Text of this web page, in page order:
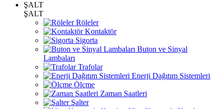
ŞALT
ŞALT
Röleler
Kontaktör
Sigorta
Buton ve Sinyal
Lambaları
Trafolar
Enerji Dağıtım Sistemleri
Ölçme
Zaman Saatleri
Şalter